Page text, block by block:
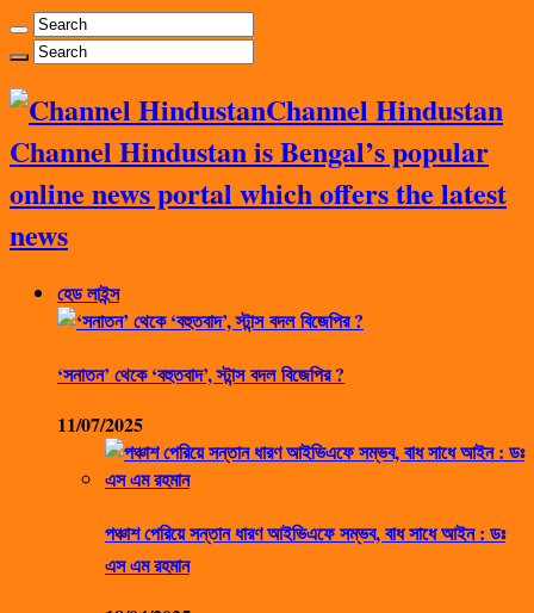
Channel Hindustan
Channel Hindustan is Bengal’s popular
online news portal which offers the latest
news
হেড লাইন্স
‘সনাতন’ থেকে ‘বহুতবাদ’, স্টান্স বদল বিজেপির ?
11/07/2025
পঞ্চাশ পেরিয়ে সন্তান ধারণ আইভিএফে সম্ভব, বাধ সাধে আইন : ডঃ
এস এম রহমান